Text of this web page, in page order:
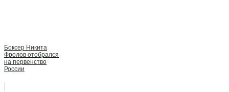
Боксер Никита
Фролов отобрался
на первенство
России